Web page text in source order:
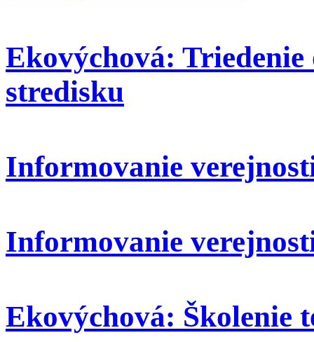
Ekovýchová:
stredisku
Informovanie
Informovanie
Ekovýchová: Školenie